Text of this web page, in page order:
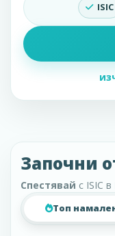
ISIC
Започни
Спестявай с ISIC
Топ